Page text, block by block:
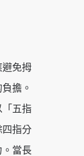
避免拇
擔。
「五指
四指分
。當長